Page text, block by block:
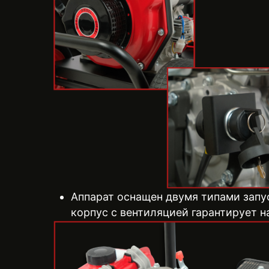
Аппарат оснащен двумя типами
корпус с вентиляцией